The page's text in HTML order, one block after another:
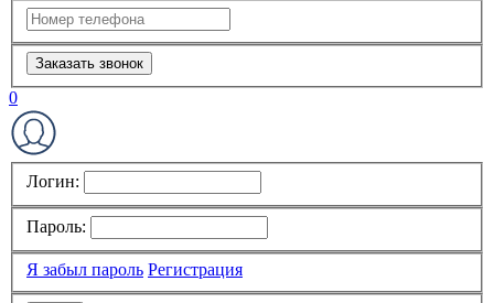
Заказать звонок
0
Логин:
Пароль:
Я забыл пароль Регистрация